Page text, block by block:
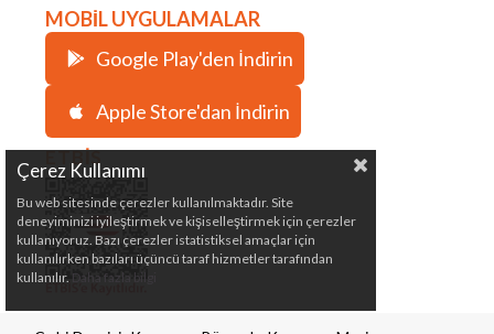
MOBİL UYGULAMALAR
Google Play'den İndirin
Apple Store'dan İndirin
ETBİS
Çerez Kullanımı
Bu web sitesinde çerezler kullanılmaktadır. Site
deneyiminizi iyileştirmek ve kişiselleştirmek için çerezler
kullanıyoruz. Bazı çerezler istatistiksel amaçlar için
kullanılırken bazıları üçüncü taraf hizmetler tarafından
kullanılır. Daha fazla bilgi